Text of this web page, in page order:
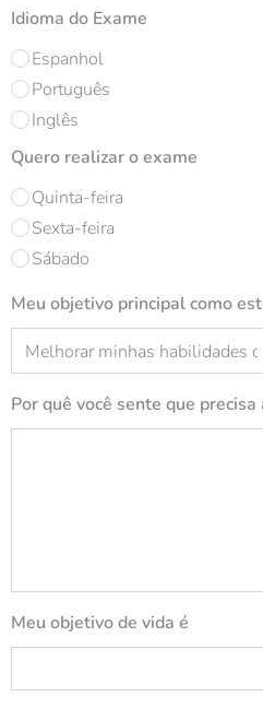
Idioma do Exame
Espanhol
Português
Inglês
Quero realizar o exame
Quinta-feira
Sexta-feira
Sábado
Meu objetivo principal como
Por quê você sente que
Meu objetivo de vida é